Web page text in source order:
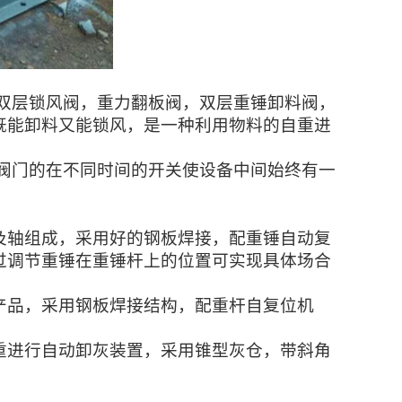
锁风阀，重力翻板阀，双层重锤卸料阀，
卸料又能锁风，是一种利用物料的自重进
门的在不同时间的开关使设备中间始终有一
组成，采用好的钢板焊接，配重锤自动复
节重锤在重锤杆上的位置可实现具体场合
，采用钢板焊接结构，配重杆自复位机
行自动卸灰装置，采用锥型灰仓，带斜角